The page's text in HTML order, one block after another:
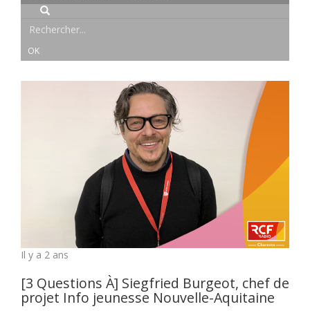
Il y a 2 ans
[3 Questions À] Siegfried Burgeot, chef de
projet Info jeunesse Nouvelle-Aquitaine